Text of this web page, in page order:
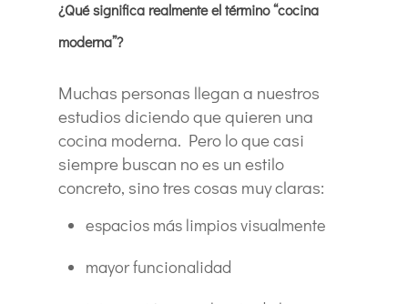
¿Qué significa realmente el término “cocina
moderna”?
Muchas personas llegan a nuestros
estudios diciendo que quieren una
cocina moderna. Pero lo que casi
siempre buscan no es un estilo
concreto, sino tres cosas muy claras:
espacios más limpios visualmente
mayor funcionalidad